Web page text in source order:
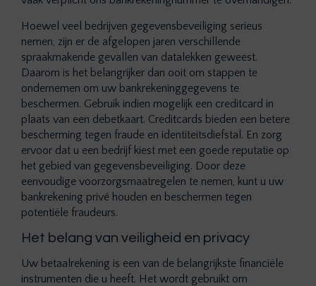
Hoewel veel bedrijven gegevensbeveiliging serieus
nemen, zijn er de afgelopen jaren verschillende
spraakmakende gevallen van datalekken geweest.
Daarom is het belangrijker dan ooit om stappen te
ondernemen om uw bankrekeninggegevens te
beschermen. Gebruik indien mogelijk een creditcard in
plaats van een debetkaart. Creditcards bieden een betere
bescherming tegen fraude en identiteitsdiefstal. En zorg
ervoor dat u een bedrijf kiest met een goede reputatie op
het gebied van gegevensbeveiliging. Door deze
eenvoudige voorzorgsmaatregelen te nemen, kunt u uw
bankrekening privé houden en beschermen tegen
potentiële fraudeurs.
Het belang van veiligheid en privacy
Uw betaalrekening is een van de belangrijkste financiële
instrumenten die u heeft. Het wordt gebruikt om